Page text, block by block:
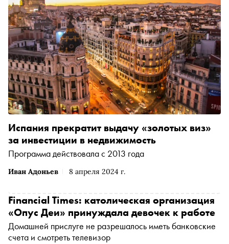
Иван Адоньев 8 апреля 2024 г.
Испания прекратит выдачу «золотых виз»
за инвестиции в недвижимость
Программа действовала с 2013 года
Financial Times: католическая организация
«Опус Деи» принуждала девочек к работе
Домашней прислуге не разрешалось иметь банковские
счета и смотреть телевизор